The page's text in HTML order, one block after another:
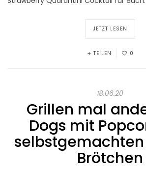
JETZT LESEN
TEILEN 0
18.06.20
Grillen mal
Dogs mit
selbstgemachten
Brötchen